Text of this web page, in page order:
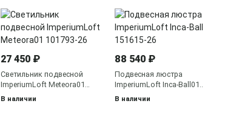
27 450 ₽
Светильник подвесной
ImperiumLoft Meteora01
101793-26
В наличии
88 540 ₽
Подвесная люстра
ImperiumLoft Inca-Ball01
151615-26
В наличии